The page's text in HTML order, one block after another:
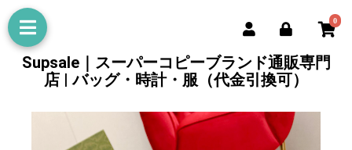
0
Supsale｜スーパーコピーブランド通販専門
店 | バッグ・時計・服（代金引換可）